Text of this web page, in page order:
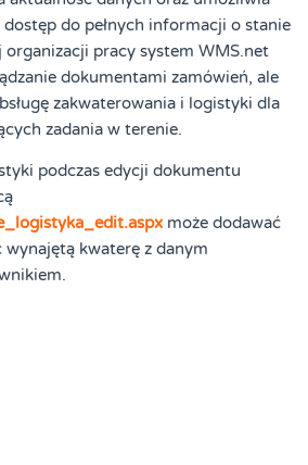
do pełnych informacji o stanie
organizacji pracy system WMS.net
dokumentami zamówień, ale
zakwaterowania i logistyki dla
zadania w terenie.
podczas edycji dokumentu
może dodawać
kwaterę z danym